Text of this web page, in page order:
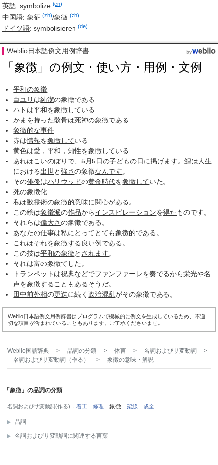
英語: symbolize (en)
中国語: 象征 (zh)/象徵 (zh)
ドイツ語: symbolisieren (de)
Weblio日本語例文用例辞書
「象徴」の例文・使い方・用例・文例
平和の象徴
白ユリ は純潔の象徴である
ハトは平和を象徴している
かまを持った骸骨は死神の象徴である
象徴的な事件
赤は情熱を象徴している
黄色は愛，平和，知性を象徴している
あれはこいのぼり で、5月5日の子どもの日に掲げます。鯉は 人生
における出世と強さの象徴なんです。
その俳優はハリウッドの黄金時代を象徴していた。
死の象徴化
私は数霊術の象徴的意味に関心がある。
この絵は象徴派の作品からインスピレーションを得た ものです。
それらは偉大さの象徴である。
あなたの仕事は私にとってとても象徴的である。
これはそれを象徴する 良い例 である。
この技は平和の象徴と されます。
それは富の象徴でした。
トランペット は祝典などでファンファーレを奏でるから栄光や名
声を象徴する こともあるそうだ。
田中前外相の更迭に続く政治混乱がその象徴である。
Weblio日本語例文用例辞書はプログラムで機械的に例文を生成しているため、不適
切な項目が含まれていることもあります。ご了承くださいませ。
Weblio国語辞典 > 品詞の分類 > 体言 > 名詞およびサ変動詞
>
名詞およびサ変動詞（作る）
> 象徴の意味・解説
「象徴」の品詞の分類
名詞およびサ変動詞(作る) 着工 修理 象徴 架線 成全
品詞
名詞およびサ変動詞に関連する言葉